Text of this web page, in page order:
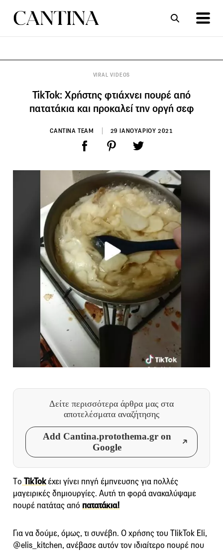
VIRAL VIDEOS
TikTok: Χρήστης φτιάχνει πουρέ από
πατατάκια και προκαλεί την οργή σεφ
CANTINA TEAM 29 ΙΑΝΟΥΑΡΙΟΥ 2021
Δείτε περισσότερα άρθρα μας στα
αποτελέσματα αναζήτησης
Add Cantina.protothema.gr on
Google
Τo TikTok έχει γίνει πηγή έμπνευσης για πολλές
μαγειρικές δημιουργίες. Αυτή τη φορά ανακαλύψαμε
πουρέ πατάτας από πατατάκια!
Για να δούμε, όμως, τι συνέβη. Ο χρήσης του TIikTok Eli,
@elis_kitchen, ανέβασε αυτόν τον ιδιαίτερο πουρέ που